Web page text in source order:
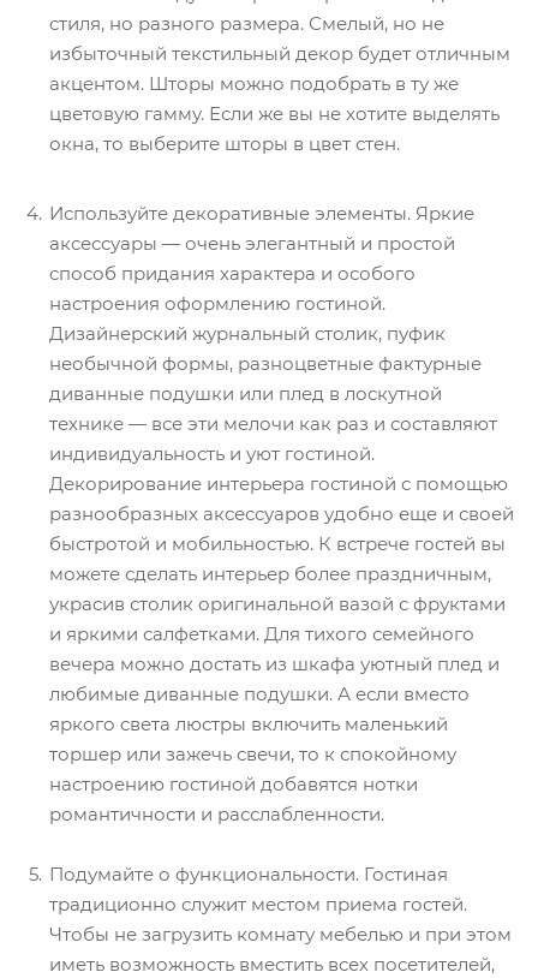
стиля, но разного размера. Смелый, но не
избыточный текстильный декор будет отличным
акцентом. Шторы можно подобрать в ту же
цветовую гамму. Если же вы не хотите выделять
окна, то выберите шторы в цвет стен.
Используйте декоративные элементы. Яркие
аксессуары — очень элегантный и простой
способ придания характера и особого
настроения оформлению гостиной.
Дизайнерский журнальный столик, пуфик
необычной формы, разноцветные фактурные
диванные подушки или плед в лоскутной
технике — все эти мелочи как раз и составляют
индивидуальность и уют гостиной.
Декорирование интерьера гостиной с помощью
разнообразных аксессуаров удобно еще и своей
быстротой и мобильностью. К встрече гостей вы
можете сделать интерьер более праздничным,
украсив столик оригинальной вазой с фруктами
и яркими салфетками. Для тихого семейного
вечера можно достать из шкафа уютный плед и
любимые диванные подушки. А если вместо
яркого света люстры включить маленький
торшер или зажечь свечи, то к спокойному
настроению гостиной добавятся нотки
романтичности и расслабленности.
Подумайте о функциональности. Гостиная
традиционно служит местом приема гостей.
Чтобы не загрузить комнату мебелью и при этом
иметь возможность вместить всех посетителей,